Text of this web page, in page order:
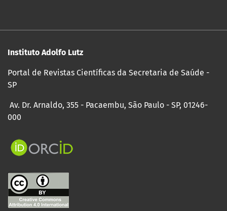
Instituto Adolfo Lutz
Portal de Revistas Científicas da Secretaria de Saúde -
SP
Av. Dr. Arnaldo, 355 - Pacaembu, São Paulo - SP, 01246-
000